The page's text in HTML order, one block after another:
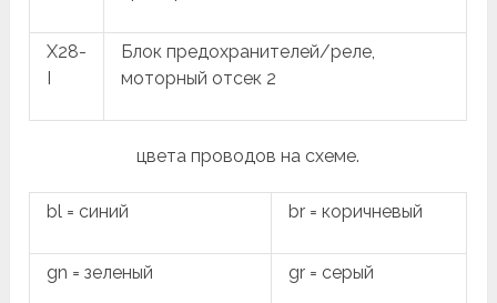
X28-
I
Блок предохранителей/реле,
моторный отсек 2
цвета проводов на схеме.
bl = синий br = коричневый
gn = зеленый gr = серый